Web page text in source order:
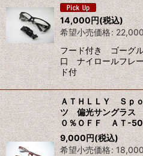
絞り込
14,000円(税込)
希望小売価格: 22,000
フード付き ゴーグ
口 ナイロールフレ
ド付
ＡＴＨＬＬＹ Ｓｐ
ツ 偏光サングラ
０％ＯＦＦ ＡＴ-
9,000円(税込)
希望小売価格: 18,000